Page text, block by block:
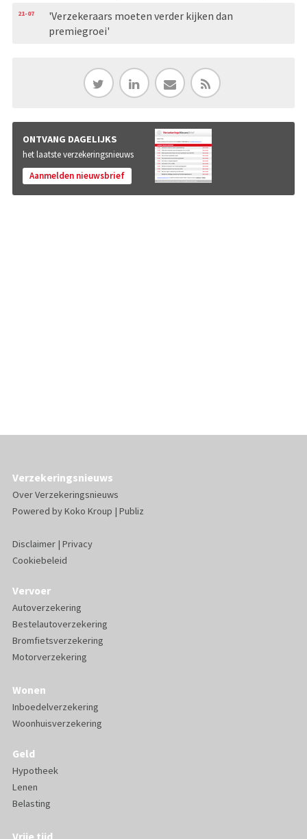
21-07
'Verzekeraars moeten verder kijken dan
premiegroei'
ONTVANG DAGELIJKS
het laatste verzekeringsnieuws
Aanmelden nieuwsbrief
Verzekeringsnieuws
Over Verzekeringsnieuws
Powered byKoko Kroup | Publiz
Disclaimer| Privacy
Cookiebeleid
Vervoer
Autoverzekering
Bestelautoverzekering
Bromfietsverzekering
Motorverzekering
Wonen
Inboedelverzekering
Woonhuisverzekering
Geld
Hypotheek
Lenen
Belasting